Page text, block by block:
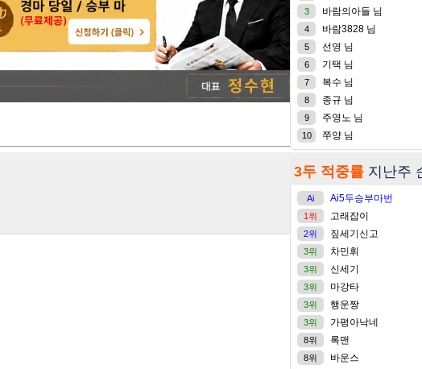
25-05-15 21:54
3 바람의아들 님
4 바람3828 님
5 선영 님
6 기택 님
7 복수 님
8 종규 님
9 주영노 님
10 쭈양 님
3두 적중률 지난주
Ai Ai5두승부마번
1위 고래잡이
2위 짚세기신고
3위 차민휘
3위 신세기
3위 마강타
3위 행운짱
3위 가평아낙네
8위 록맨
8위 바운스